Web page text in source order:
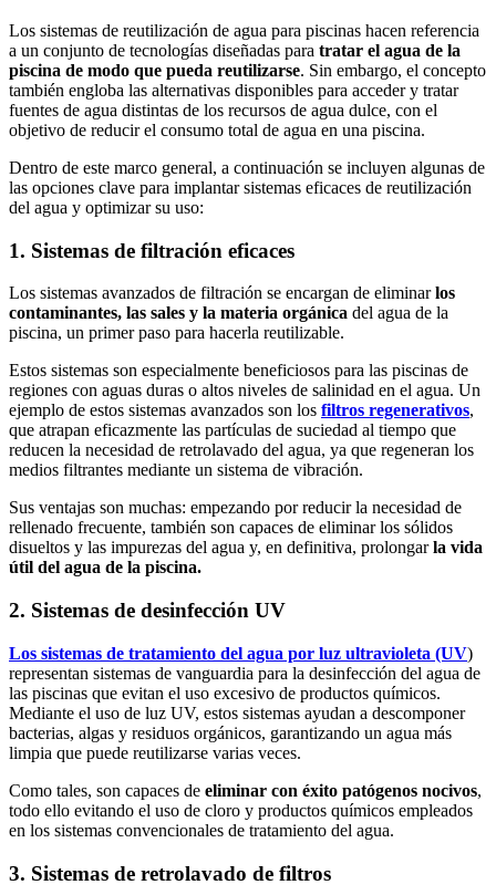
Los sistemas de reutilización de agua para piscinas hacen referencia
a un conjunto de tecnologías diseñadas para tratar el agua de la
piscina de modo que pueda reutilizarse. Sin embargo, el concepto
también engloba las alternativas disponibles para acceder y tratar
fuentes de agua distintas de los recursos de agua dulce, con el
objetivo de reducir el consumo total de agua en una piscina.
Dentro de este marco general, a continuación se incluyen algunas de
las opciones clave para implantar sistemas eficaces de reutilización
del agua y optimizar su uso:
1. Sistemas de filtración eficaces
Los sistemas avanzados de filtración se encargan de eliminarlos
contaminantes, las sales y la materia orgánica del agua de la
piscina, un primer paso para hacerla reutilizable.
Estos sistemas son especialmente beneficiosos para las piscinas de
regiones con aguas duras o altos niveles de salinidad en el agua. Un
ejemplo de estos sistemas avanzados son los filtros regenerativos,
que atrapan eficazmente las partículas de suciedad al tiempo que
reducen la necesidad de retrolavado del agua, ya que regeneran los
medios filtrantes mediante un sistema de vibración.
Sus ventajas son muchas: empezando por reducir la necesidad de
rellenado frecuente, también son capaces de eliminar los sólidos
disueltos y las impurezas del agua y, en definitiva, prolongarla vida
útil del agua de la piscina.
2. Sistemas de desinfección UV
Los sistemas de tratamiento del agua por luz ultravioleta (UV)
representan sistemas de vanguardia para la desinfección del agua de
las piscinas que evitan el uso excesivo de productos químicos.
Mediante el uso de luz UV, estos sistemas ayudan a descomponer
bacterias, algas y residuos orgánicos, garantizando un agua más
limpia que puede reutilizarse varias veces.
Como tales, son capaces de eliminar con éxito patógenos nocivos,
todo ello evitando el uso de cloro y productos químicos empleados
en los sistemas convencionales de tratamiento del agua.
3. Sistemas de retrolavado de filtros